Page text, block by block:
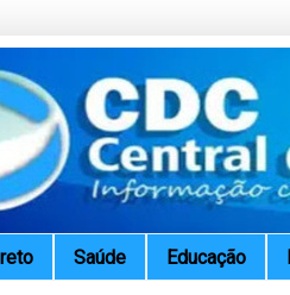
Saúde Educação